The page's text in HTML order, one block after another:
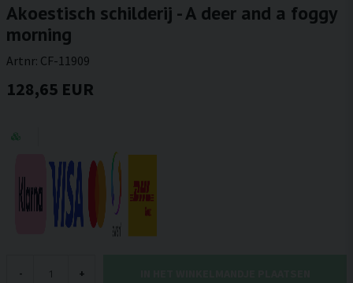
Akoestisch schilderij - A deer and a foggy
morning
Artnr: CF-11909
128,65 EUR
- +